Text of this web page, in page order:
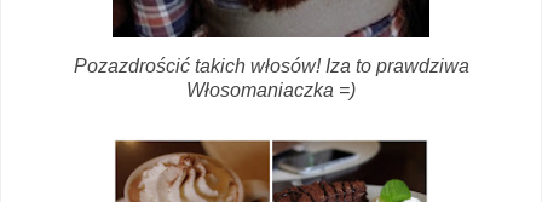
Pozazdrościć takich włosów! Iza to prawdziwa
Włosomaniaczka =)